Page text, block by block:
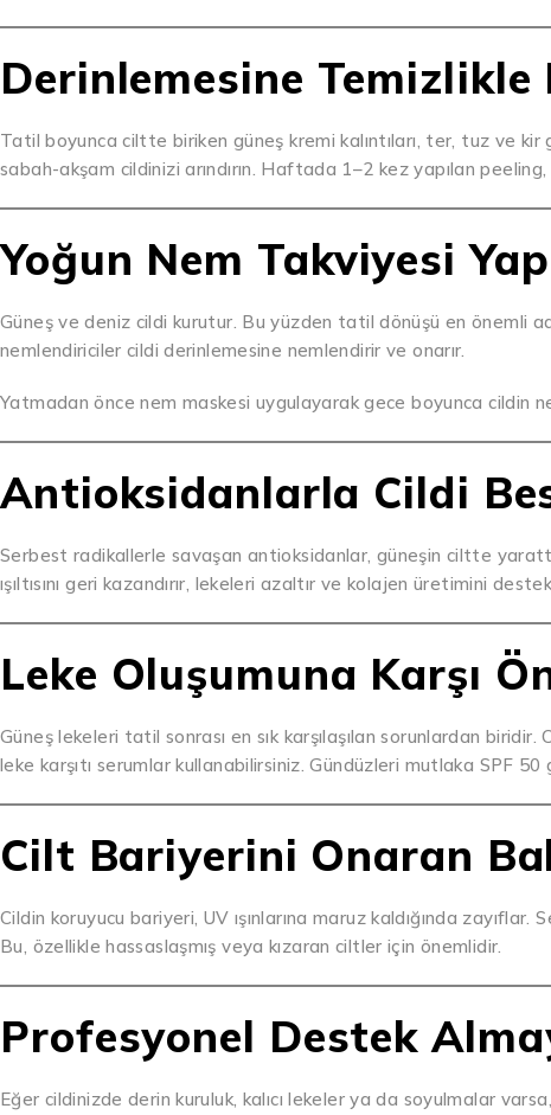
Derinlemesine Temizlikle
Tatil boyunca ciltte biriken güneş kremi kalıntıları, ter, tuz ve
sabah-akşam cildinizi arındırın. Haftada 1–2 kez yapılan
Yoğun Nem Takviyesi
Güneş ve deniz cildi kurutur. Bu yüzden tatil dönüşü en önemli
nemlendiriciler cildi derinlemesine nemlendirir ve onarır.
Yatmadan önce nem maskesi uygulayarak gece boyunca cildin
Antioksidanlarla Cildi
Serbest radikallerle savaşan antioksidanlar, güneşin ciltte
ışıltısını geri kazandırır, lekeleri azaltır ve kolajen üretimini
Leke Oluşumuna Karşı
Güneş lekeleri tatil sonrası en sık karşılaşılan sorunlardan
leke karşıtı serumlar kullanabilirsiniz. Gündüzleri mutlaka SPF 50
Cilt Bariyerini Onaran
Cildin koruyucu bariyeri, UV ışınlarına maruz kaldığında
Bu, özellikle hassaslaşmış veya kızaran ciltler için önemlidir.
Profesyonel Destek
Eğer cildinizde derin kuruluk, kalıcı lekeler ya da soyulmalar